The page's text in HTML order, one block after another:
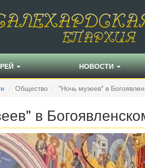
НОВОСТИ
Общество "Ночь музеев" в
в